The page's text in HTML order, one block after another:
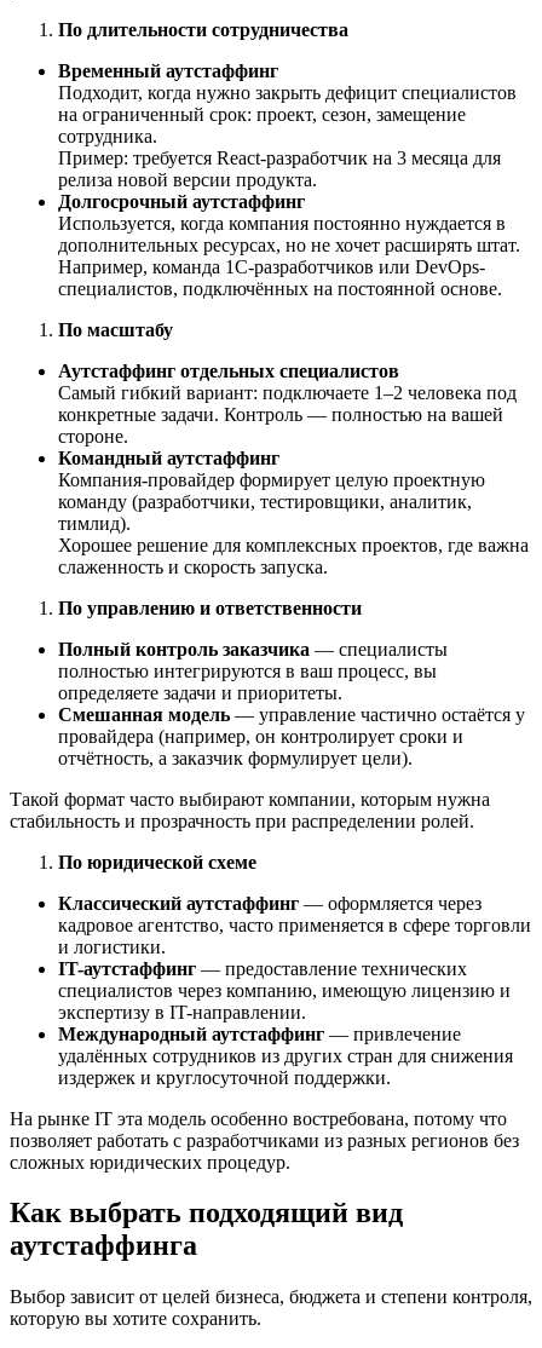
По длительности сотрудничества
Временный аутстаффинг
Подходит, когда нужно закрыть дефицит специалистов
на ограниченный срок: проект, сезон, замещение
сотрудника.
Пример: требуется React-разработчик на 3 месяца для
релиза новой версии продукта.
Долгосрочный аутстаффинг
Используется, когда компания постоянно нуждается в
дополнительных ресурсах, но не хочет расширять штат.
Например, команда 1С-разработчиков или DevOps-
специалистов, подключённых на постоянной основе.
По масштабу
Аутстаффинг отдельных специалистов
Самый гибкий вариант: подключаете 1–2 человека под
конкретные задачи. Контроль — полностью на вашей
стороне.
Командный аутстаффинг
Компания-провайдер формирует целую проектную
команду (разработчики, тестировщики, аналитик,
тимлид).
Хорошее решение для комплексных проектов, где важна
слаженность и скорость запуска.
По управлению и ответственности
Полный контроль заказчика — специалисты
полностью интегрируются в ваш процесс, вы
определяете задачи и приоритеты.
Смешанная модель — управление частично остаётся у
провайдера (например, он контролирует сроки и
отчётность, а заказчик формулирует цели).
Такой формат часто выбирают компании, которым нужна
стабильность и прозрачность при распределении ролей.
По юридической схеме
Классический аутстаффинг — оформляется через
кадровое агентство, часто применяется в сфере торговли
и логистики.
IT-аутстаффинг — предоставление технических
специалистов через компанию, имеющую лицензию и
экспертизу в IT-направлении.
Международный аутстаффинг — привлечение
удалённых сотрудников из других стран для снижения
издержек и круглосуточной поддержки.
На рынке IT эта модель особенно востребована, потому что
позволяет работать с разработчиками из разных регионов без
сложных юридических процедур.
Как выбрать подходящий вид
аутстаффинга
Выбор зависит от целей бизнеса, бюджета и степени контроля,
которую вы хотите сохранить.